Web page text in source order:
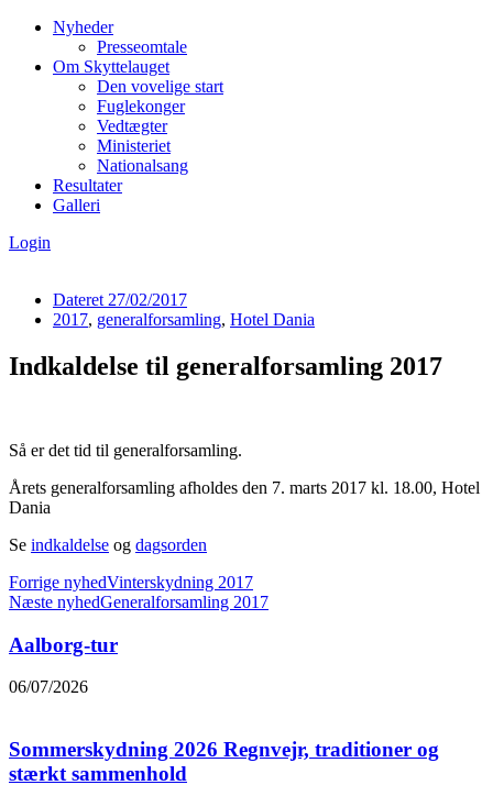
Nyheder
Presseomtale
Om Skyttelauget
Den vovelige start
Fuglekonger
Vedtægter
Ministeriet
Nationalsang
Resultater
Galleri
Login
Dateret 27/02/2017
2017, generalforsamling, Hotel Dania
Indkaldelse til generalforsamling 2017
Så er det tid til generalforsamling.
Årets generalforsamling afholdes den 7. marts 2017 kl. 18.00, Hotel
Dania
Se indkaldelse og dagsorden
Forrige nyhedVinterskydning 2017
Næste nyhedGeneralforsamling 2017
Aalborg-tur
06/07/2026
Sommerskydning 2026 Regnvejr, traditioner og
stærkt sammenhold